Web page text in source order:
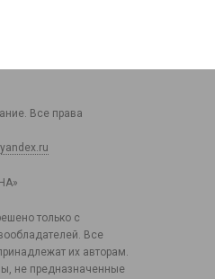
Все права
только с
Все
их авторам.
не предназначенные